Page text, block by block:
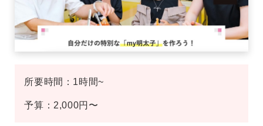
所要時間：1時間~
予算：2,000円〜